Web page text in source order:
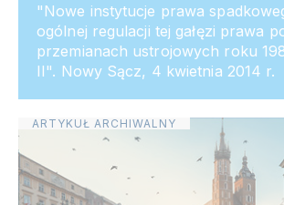
"Nowe instytucje prawa
ogólnej regulacji tej gałęzi prawa
przemianach ustrojowych roku
II". Nowy Sącz, 4 kwietnia 2014 r.
ARTYKUŁ ARCHIWALNY